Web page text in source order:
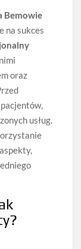
Bemowie
na sukces
oraz
usług.